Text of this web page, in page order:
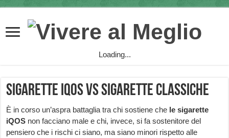
Loading...
Sigarette iQOS vs sigarette classiche
È in corso un’aspra battaglia tra chi sostiene che le sigarette
iQOS non facciano male e chi, invece, si fa sostenitore del
pensiero che i rischi ci siano, ma siano minori rispetto alle